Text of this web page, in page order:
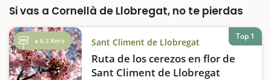
Si vas a Cornellà de Llobregat, no te pierdas
a 6,3 Km's Sant Climent de Llobregat
Ruta de los cerezos en flor de
Sant Climent de Llobregat
Top 1